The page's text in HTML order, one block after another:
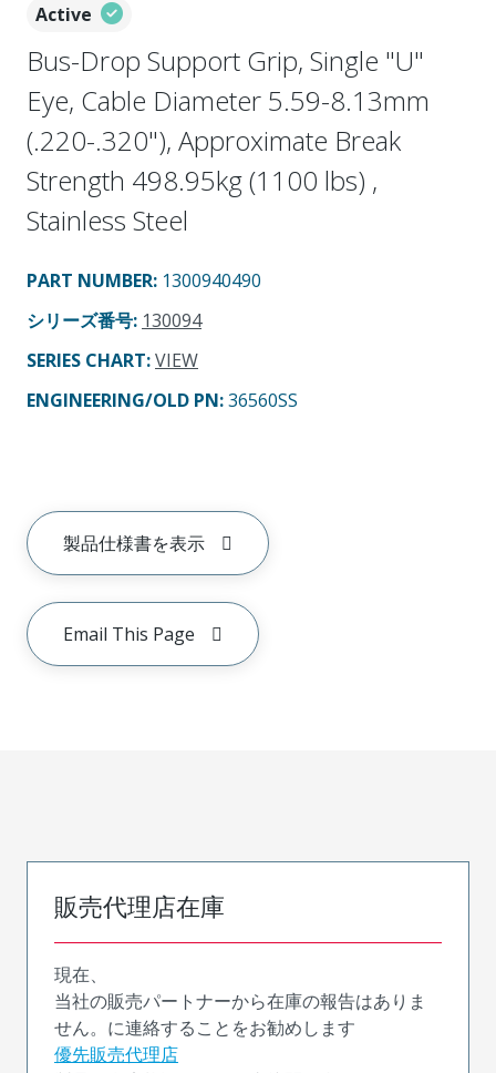
Active
Bus-Drop Support Grip, Single "U"
Eye, Cable Diameter 5.59-8.13mm
(.220-.320"), Approximate Break
Strength 498.95kg (1100 lbs) ,
Stainless Steel
PART NUMBER: 1300940490
シリーズ番号: 130094
SERIES CHART:VIEW
ENGINEERING/OLD PN:36560SS
製品仕様書を表示
Email This Page
販売代理店在庫
現在、
当社の販売パートナーから在庫の報告はありま
せん。に連絡することをお勧めします
優先販売代理店